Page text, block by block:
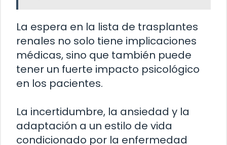
La espera en la lista de trasplantes
renales no solo tiene implicaciones
médicas, sino que también puede
tener un fuerte impacto psicológico
en los pacientes.
La incertidumbre, la ansiedad y la
adaptación a un estilo de vida
condicionado por la enfermedad